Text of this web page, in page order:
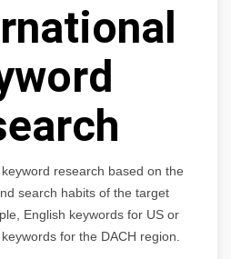
research based on the
search habits of the target
English keywords for US or
for the DACH region.